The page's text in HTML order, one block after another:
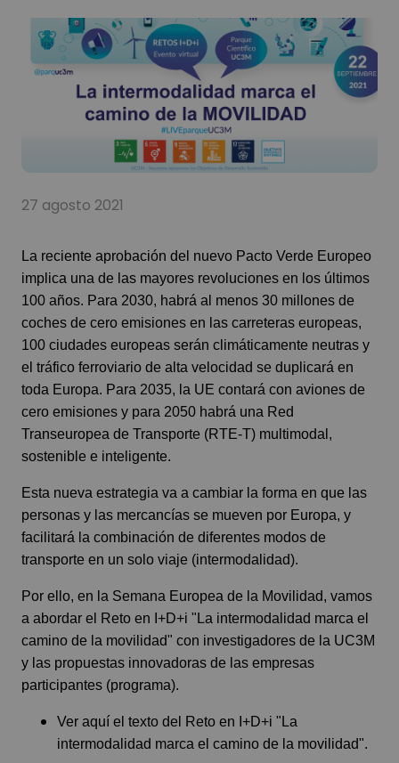
27 agosto 2021
La reciente aprobación del nuevo Pacto Verde Europeo
implica una de las mayores revoluciones en los últimos
100 años. Para 2030, habrá al menos 30 millones de
coches de cero emisiones en las carreteras europeas,
100 ciudades europeas serán climáticamente neutras y
el tráfico ferroviario de alta velocidad se duplicará en
toda Europa. Para 2035, la UE contará con aviones de
cero emisiones y para 2050 habrá una Red
Transeuropea de Transporte (RTE-T) multimodal,
sostenible e inteligente.
Esta nueva estrategia va a cambiar la forma en que las
personas y las mercancías se mueven por Europa, y
facilitará la combinación de diferentes modos de
transporte en un solo viaje (intermodalidad).
Por ello, en la Semana Europea de la Movilidad, vamos
a abordar el Reto en I+D+i " La intermodalidad marca el
camino de la movilidad" con investigadores de la UC3M
y las propuestas innovadoras de las empresas
participantes (programa).
Ver aquí el texto del Reto en I+D+i "La
intermodalidad marca el camino de la movilidad".